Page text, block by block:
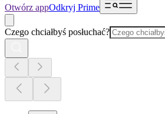
Otwórz appOdkryj Prime
Czego chciałbyś posłuchać?